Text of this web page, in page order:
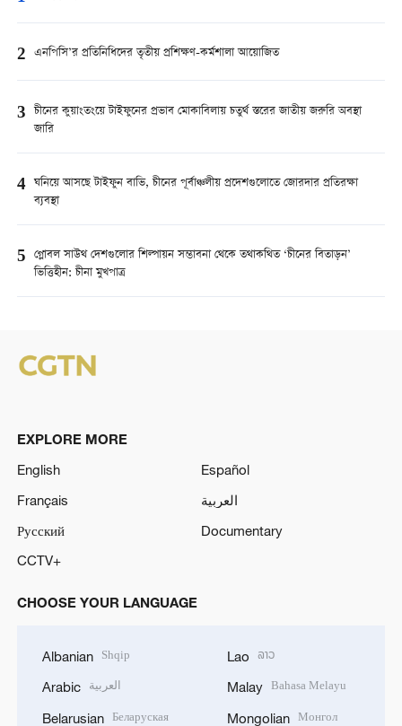
2 এনপিসি’র প্রতিনিধিদের তৃতীয় প্রশিক্ষণ-কর্মশালা আয়োজিত
3 চীনের কুয়াংতংয়ে টাইফুনের প্রভাব মোকাবিলায় চতুর্থ স্তরের জাতীয় জরুরি অবস্থা
জারি
4 ঘনিয়ে আসছে টাইফুন বাভি, চীনের পূর্বাঞ্চলীয় প্রদেশগুলোতে জোরদার প্রতিরক্ষা
ব্যবস্থা
5 গ্লোবল সাউথ দেশগুলোর শিল্পায়ন সম্ভাবনা থেকে তথাকথিত ‘চীনের বিতাড়ন’
ভিত্তিহীন: চীনা মুখপাত্র
EXPLORE MORE
English
Español
Français
العربية
Русский
Documentary
CCTV+
CHOOSE YOUR LANGUAGE
Albanian Shqip
Arabic العربية
Belarusian Беларуская
Lao ລາວ
Malay Bahasa Melayu
Mongolian Монгол